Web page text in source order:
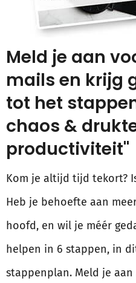
Meld je aan
mails en krijg
tot het
chaos &
productiviteit"
Kom je altijd tijd tekort?
Heb je behoefte aan
hoofd, en wil je méér
helpen in 6 stappen, in
stappenplan. Meld je